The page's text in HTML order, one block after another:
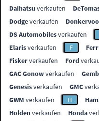
Daihatsu verkaufen
Dodgeverkaufen
DS Automobilesverkaufen
Elarisverkaufen F
Fiskerverkaufen Ford
GAC Gonowverkaufen
Genesisverkaufen GMC
GWM verkaufen H
Holdenverkaufen Honda